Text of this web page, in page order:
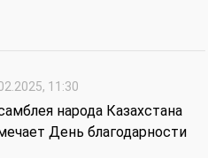
11:30
народа Казахстана
День благодарности